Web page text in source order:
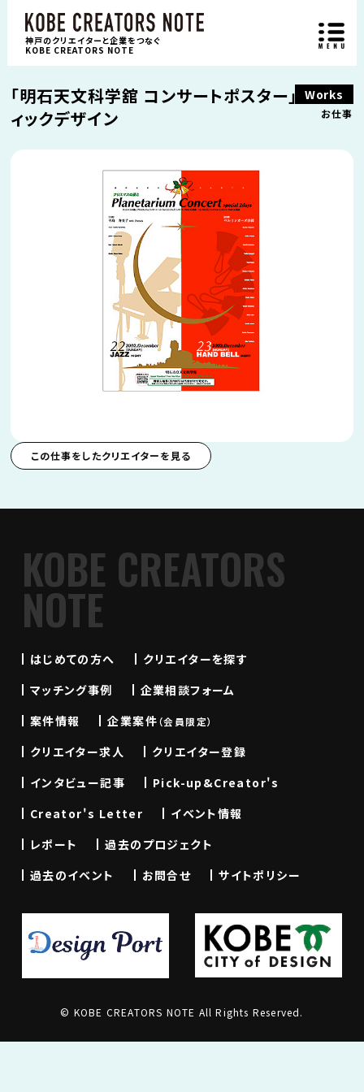
神戸のクリエイターと企業をつなぐ
KOBE CREATORS NOTE
Works
お仕事
「明石天文科学舘 コンサートポスター」グラフ
ィックデザイン
この仕事をしたクリエイターを見る
KOBE CREATORS
NOTE
はじめての方へ
クリエイターを探す
マッチング事例
企業相談フォーム
案件情報
企業案件（会員限定）
クリエイター求人
クリエイター登録
インタビュー記事
Pick-up&Creator's
Creator's Letter
イベント情報
レポート
過去のプロジェクト
過去のイベント
お問合せ サイトポリシー
© KOBE CREATORS NOTE All Rights Reserved.